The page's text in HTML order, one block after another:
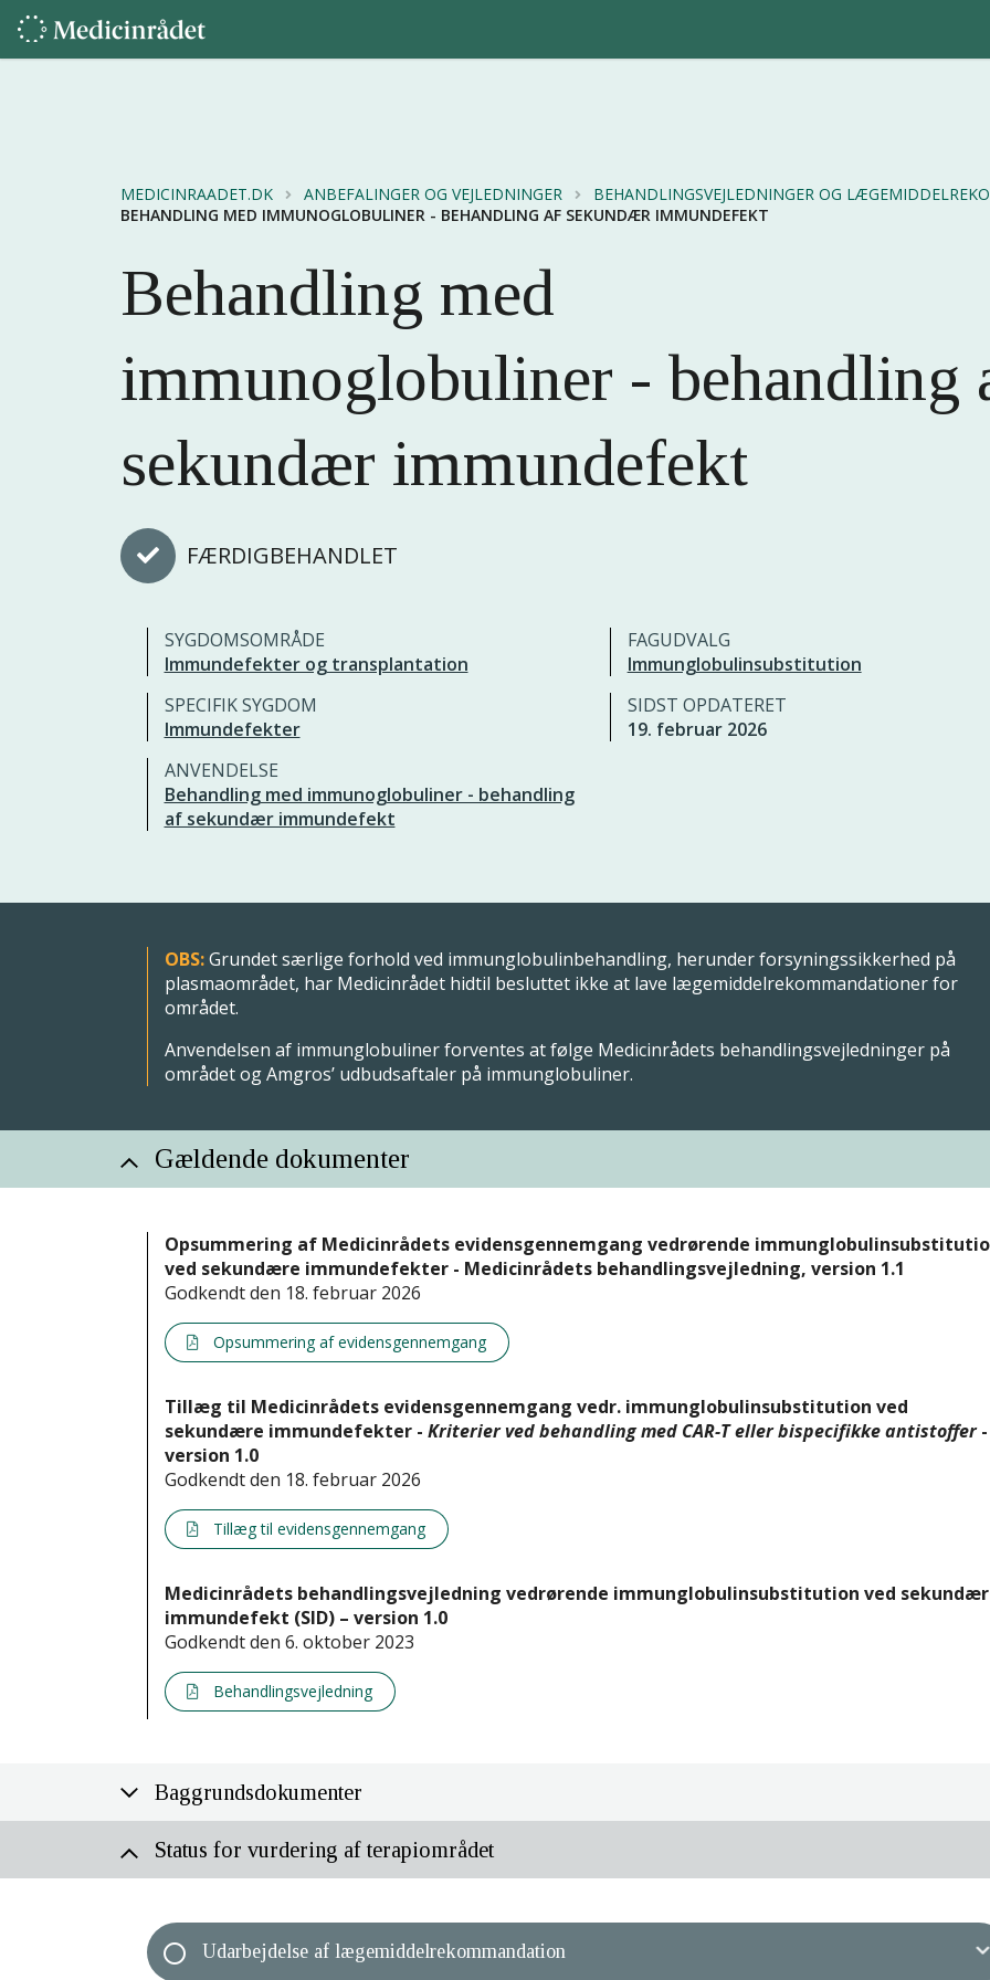
MEDICINRAADET.DK ANBEFALINGER OG VEJLEDNINGER
BEHANDLINGSVEJLEDNINGER OG
BEHANDLING MED IMMUNOGLOBULINER - BEHANDLING AF SEKUNDÆR IMMUNDEFEKT
Behandling med
immunoglobuliner - behandling
sekundær immundefekt
FÆRDIGBEHANDLET
SYGDOMSOMRÅDE
Immundefekter og transplantation
FAGUDVALG
Immunglobulinsubstitution
SPECIFIK SYGDOM
Immundefekter
SIDST OPDATERET
19. februar 2026
ANVENDELSE
Behandling med immunoglobuliner - behandling
af sekundær immundefekt
OBS:Grundet særlige forhold ved immunglobulinbehandling, herunder forsyningssikkerhed på
plasmaområdet, har Medicinrådet hidtil besluttet ikke at lave lægemiddelrekommandationer for
området.
Anvendelsen af immunglobuliner forventes at følge Medicinrådets behandlingsvejledninger på
området og Amgros’ udbudsaftaler på immunglobuliner.
Gældende dokumenter
Opsummering af Medicinrådets evidensgennemgang vedrørende
ved sekundære immundefekter - Medicinrådets behandlingsvejledning, version 1.1
Godkendt den 18. februar 2026
Opsummering af evidensgennemgang
Tillæg til Medicinrådets evidensgennemgang vedr. immunglobulinsubstitution ved
sekundære immundefekter - Kriterier ved behandling med CAR-T eller bispecifikke antistoffer-
version 1.0
Godkendt den 18. februar 2026
Tillæg til evidensgennemgang
Medicinrådets behandlingsvejledning vedrørende immunglobulinsubstitution ved sekundær
immundefekt (SID) – version 1.0
Godkendt den 6. oktober 2023
Behandlingsvejledning
Baggrundsdokumenter
Status for vurdering af terapiområdet
Udarbejdelse af lægemiddelrekommandation